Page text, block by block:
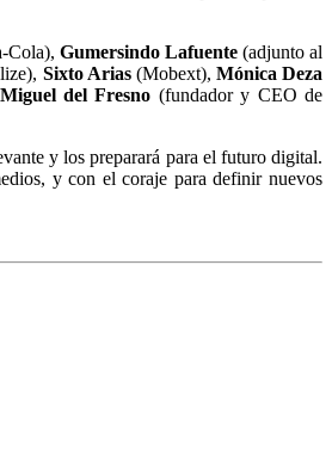
Cola), Gumersindo Lafuente(adjunto al
Sixto Arias(Mobext), Mónica Deza
Miguel del Fresno (fundador y CEO de
y los preparará para el futuro digital.
y con el coraje para definir nuevos